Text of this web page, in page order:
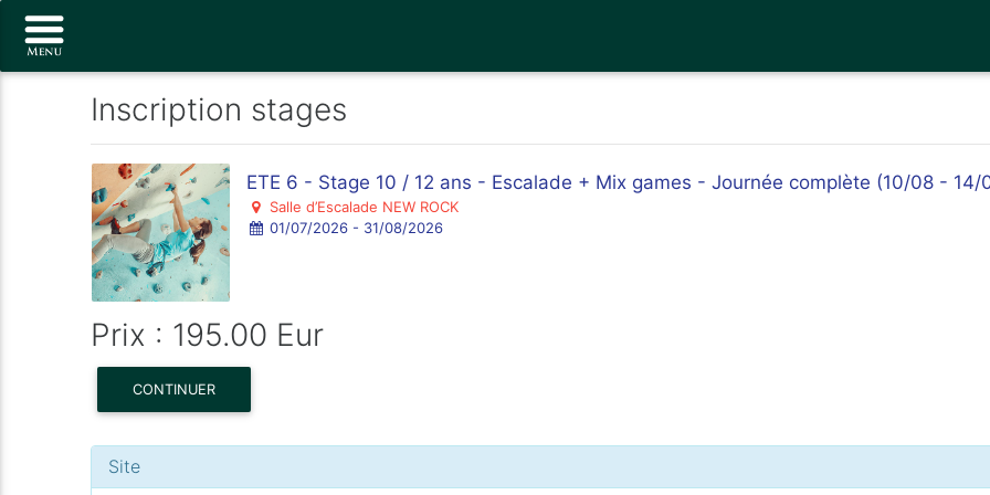
Inscription stages
ETE 6 - Stage 10 / 12 ans - Escalade + Mix games - Journée complète (10/08 - 14/
Salle d’Escalade NEW ROCK
01/07/2026 - 31/08/2026
Prix : 195.00 Eur
CONTINUER
Site